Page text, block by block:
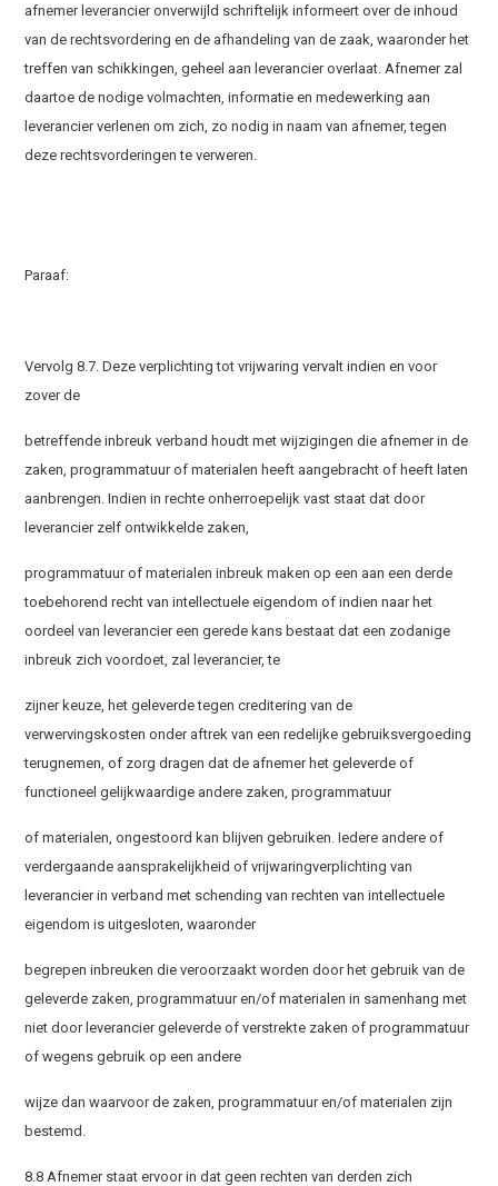
afnemer leverancier onverwijld schriftelijk informeert over de inhoud
van de rechtsvordering en de afhandeling van de zaak, waaronder het
treffen van schikkingen, geheel aan leverancier overlaat. Afnemer zal
daartoe de nodige volmachten, informatie en medewerking aan
leverancier verlenen om zich, zo nodig in naam van afnemer, tegen
deze rechtsvorderingen te verweren.
Paraaf:
Vervolg 8.7. Deze verplichting tot vrijwaring vervalt indien en voor
zover de
betreffende inbreuk verband houdt met wijzigingen die afnemer in de
zaken, programmatuur of materialen heeft aangebracht of heeft laten
aanbrengen. Indien in rechte onherroepelijk vast staat dat door
leverancier zelf ontwikkelde zaken,
programmatuur of materialen inbreuk maken op een aan een derde
toebehorend recht van intellectuele eigendom of indien naar het
oordeel van leverancier een gerede kans bestaat dat een zodanige
inbreuk zich voordoet, zal leverancier, te
zijner keuze, het geleverde tegen creditering van de
verwervingskosten onder aftrek van een redelijke gebruiksvergoeding
terugnemen, of zorg dragen dat de afnemer het geleverde of
functioneel gelijkwaardige andere zaken, programmatuur
of materialen, ongestoord kan blijven gebruiken. Iedere andere of
verdergaande aansprakelijkheid of vrijwaringverplichting van
leverancier in verband met schending van rechten van intellectuele
eigendom is uitgesloten, waaronder
begrepen inbreuken die veroorzaakt worden door het gebruik van de
geleverde zaken, programmatuur en/of materialen in samenhang met
niet door leverancier geleverde of verstrekte zaken of programmatuur
of wegens gebruik op een andere
wijze dan waarvoor de zaken, programmatuur en/of materialen zijn
bestemd.
8.8 Afnemer staat ervoor in dat geen rechten van derden zich